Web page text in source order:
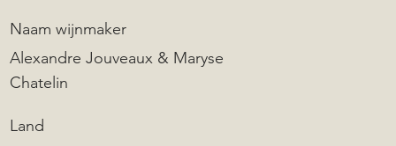
Naam wijnmaker
Alexandre Jouveaux & Maryse
Chatelin
Land